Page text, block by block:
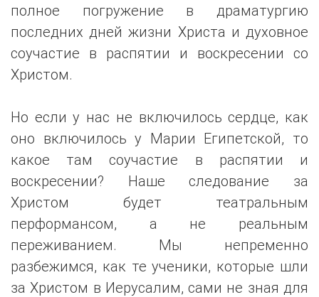
полное погружение в драматургию
последних дней жизни Христа и духовное
соучастие в распятии и воскресении со
Христом.
Но если у нас не включилось сердце, как
оно включилось у Марии Египетской, то
какое там соучастие в распятии и
воскресении? Наше следование за
Христом будет театральным
перформансом, а не реальным
переживанием. Мы непременно
разбежимся, как те ученики, которые шли
за Христом в Иерусалим, сами не зная для